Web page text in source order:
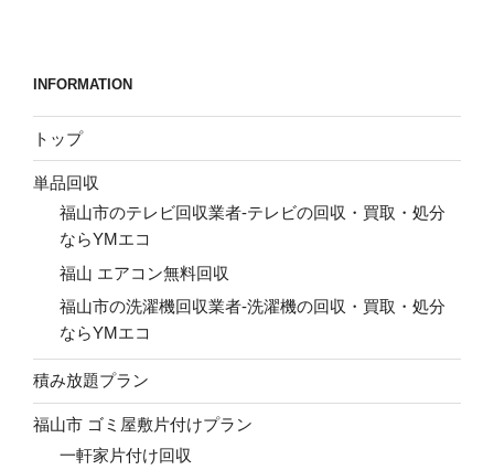
ン
INFORMATION
トップ
単品回収
福山市のテレビ回収業者-テレビの回収・買取・処分
ならYMエコ
福山 エアコン無料回収
福山市の洗濯機回収業者-洗濯機の回収・買取・処分
ならYMエコ
積み放題プラン
福山市 ゴミ屋敷片付けプラン
一軒家片付け回収